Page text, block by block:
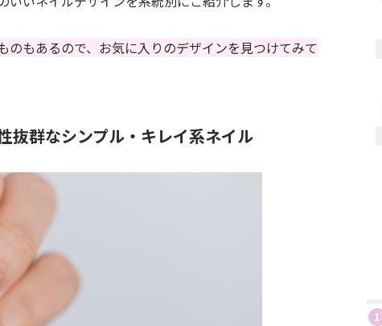
のもあるので、お気に入りのデザインを見つけてみて
抜群なシンプル・キレイ系ネイル
1